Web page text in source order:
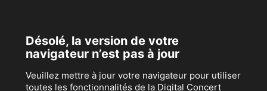
Désolé, la version de votre
navigateur n’est pas à jour
Veuillez mettre à jour votre navigateur pour utiliser
toutes les fonctionnalités de la Digital Concert